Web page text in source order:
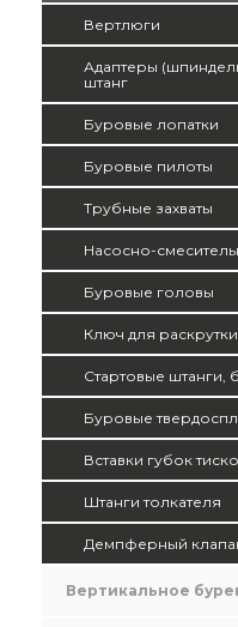
Вертлюги
Адаптеры
штанг
Буровые лопатки
Буровые пилоты
Трубные захваты
Насосно-
Буровые головы
Ключ для
Стартовые штанги,
Буровые
Вставки губок
Штанги толкателя
Демпферный
Вертикальное